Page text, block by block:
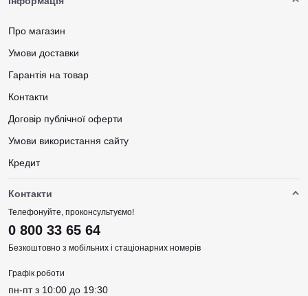
Про магазин
Умови доставки
Гарантія на товар
Контакти
Договір публічної оферти
Умови використання сайту
Кредит
Контакти
Телефонуйте, проконсультуємо!
0 800 33 65 64
Безкоштовно з мобільних і стаціонарних номерів
Графік роботи
пн-пт з 10:00 до 19:30